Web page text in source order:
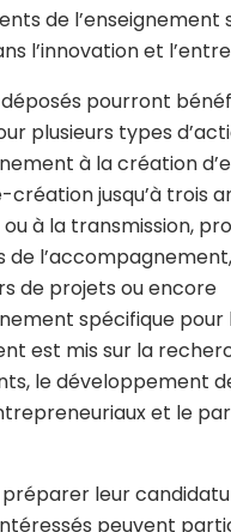
de l’enseignement
l’innovation et
pourront
plusieurs types
à la création
création jusqu’à trois
à la transmission,
de
de projets ou encore
spécifique pour
est mis sur la
le développement
et le
préparer leur
peuvent